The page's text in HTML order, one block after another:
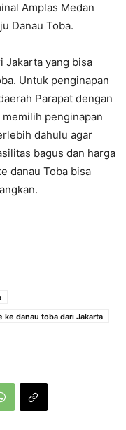
Amplas Medan
Danau Toba.
Jakarta yang bisa
Untuk penginapan
Parapat dengan
penginapan
dahulu agar
bagus dan harga
danau Toba bisa
ke danau toba dari Jakarta